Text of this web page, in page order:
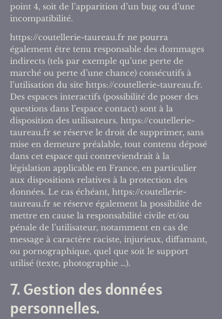
point 4, soit de l’apparition d’un bug ou d’une
incompatibilité.
https://coutellerie-taureau.fr ne pourra
également être tenu responsable des dommages
indirects (tels par exemple qu’une perte de
marché ou perte d’une chance) consécutifs à
l’utilisation du site https://coutellerie-taureau.fr.
Des espaces interactifs (possibilité de poser des
questions dans l’espace contact) sont à la
disposition des utilisateurs. https://coutellerie-
taureau.fr se réserve le droit de supprimer, sans
mise en demeure préalable, tout contenu déposé
dans cet espace qui contreviendrait à la
législation applicable en France, en particulier
aux dispositions relatives à la protection des
données. Le cas échéant, https://coutellerie-
taureau.fr se réserve également la possibilité de
mettre en cause la responsabilité civile et/ou
pénale de l’utilisateur, notamment en cas de
message à caractère raciste, injurieux, diffamant,
ou pornographique, quel que soit le support
utilisé (texte, photographie …).
7. Gestion des données
personnelles.